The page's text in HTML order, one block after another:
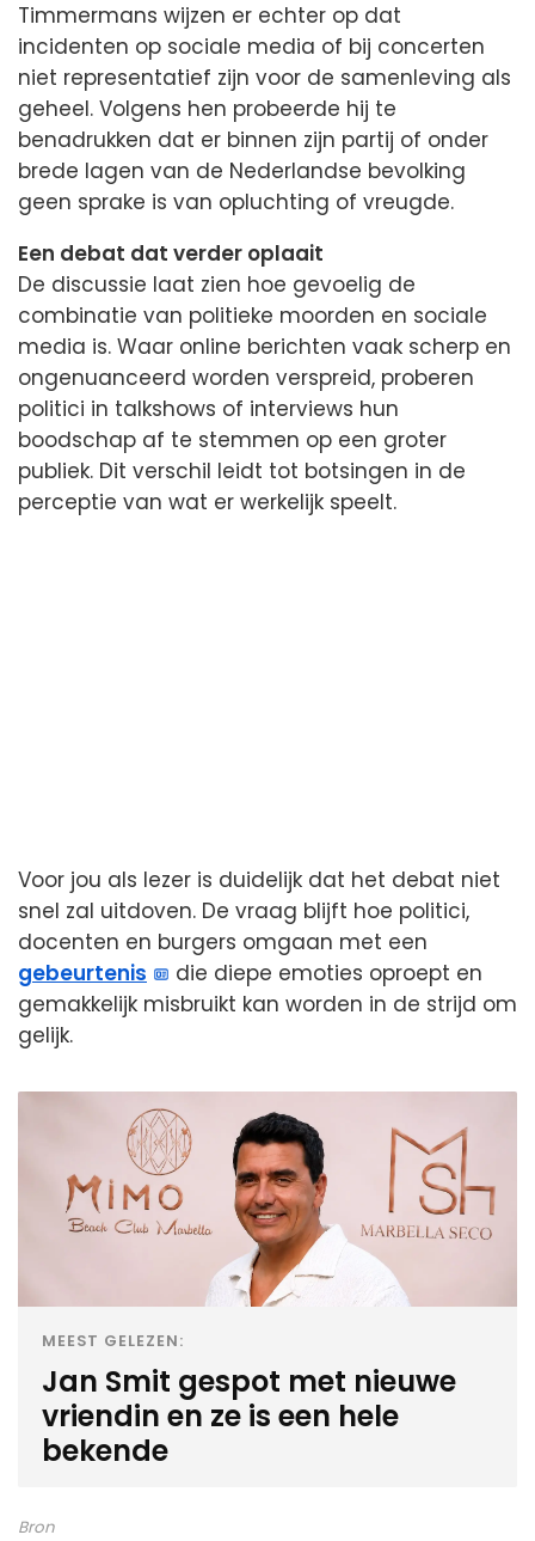
Timmermans wijzen er echter op dat
incidenten op sociale media of bij concerten
niet representatief zijn voor de samenleving als
geheel. Volgens hen probeerde hij te
benadrukken dat er binnen zijn partij of onder
brede lagen van de Nederlandse bevolking
geen sprake is van opluchting of vreugde.
Een debat dat verder oplaait
De discussie laat zien hoe gevoelig de
combinatie van politieke moorden en sociale
media is. Waar online berichten vaak scherp en
ongenuanceerd worden verspreid, proberen
politici in talkshows of interviews hun
boodschap af te stemmen op een groter
publiek. Dit verschil leidt tot botsingen in de
perceptie van wat er werkelijk speelt.
Voor jou als lezer is duidelijk dat het debat niet
snel zal uitdoven. De vraag blijft hoe politici,
docenten en burgers omgaan met een
gebeurtenis
die diepe emoties oproept en
gemakkelijk misbruikt kan worden in de strijd om
gelijk.
MEEST GELEZEN:
Jan Smit gespot met nieuwe
vriendin en ze is een hele
bekende
Bron